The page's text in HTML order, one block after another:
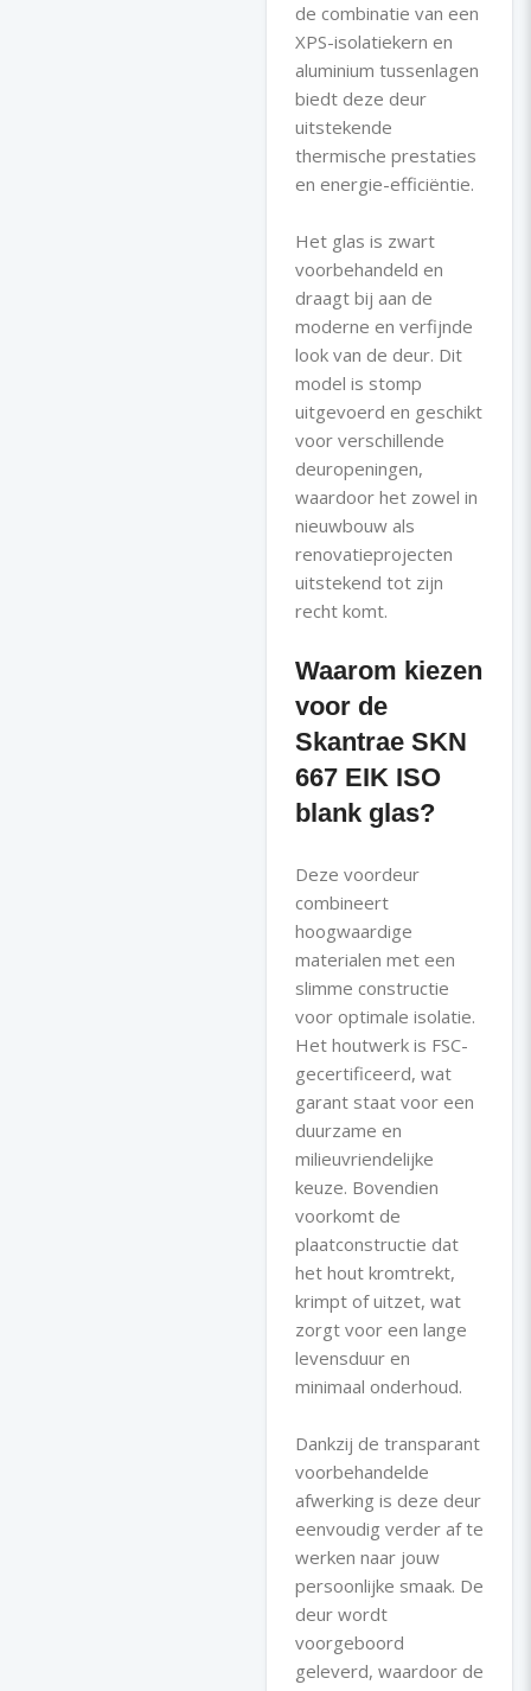
de combinatie van een
XPS-isolatiekern en
aluminium tussenlagen
biedt deze deur
uitstekende
thermische prestaties
en energie-efficiëntie.
Het glas is zwart
voorbehandeld en
draagt bij aan de
moderne en verfijnde
look van de deur. Dit
model is stomp
uitgevoerd en geschikt
voor verschillende
deuropeningen,
waardoor het zowel in
nieuwbouw als
renovatieprojecten
uitstekend tot zijn
Waarom kiezen
voor de
Skantrae SKN
667 EIK ISO
blank glas?
Deze voordeur
combineert
hoogwaardige
materialen met een
slimme constructie
voor optimale isolatie.
Het houtwerk is FSC-
gecertificeerd, wat
garant staat voor een
duurzame en
milieuvriendelijke
keuze. Bovendien
voorkomt de
plaatconstructie dat
het hout kromtrekt,
krimpt of uitzet, wat
zorgt voor een lange
levensduur en
minimaal onderhoud.
Dankzij de transparant
voorbehandelde
afwerking is deze deur
eenvoudig verder af te
werken naar jouw
persoonlijke smaak. De
deur wordt
voorgeboord
geleverd, waardoor de